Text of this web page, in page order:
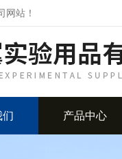
网站！
们 产品中心